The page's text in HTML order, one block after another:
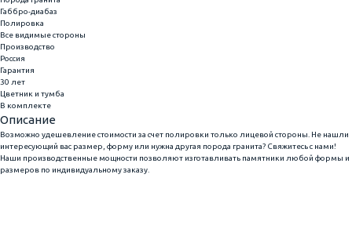
Габбро-диабаз
Полировка
Все видимые стороны
Производство
Россия
Гарантия
30 лет
Цветник и тумба
В комплекте
Описание
Возможно удешевление стоимости за счет полировки только лицевой стороны. Не нашли
интересующий вас размер, форму или нужна другая порода гранита? Свяжитесь с нами!
Наши производственные мощности позволяют изготавливать памятники любой формы и
размеров по индивидуальному заказу.